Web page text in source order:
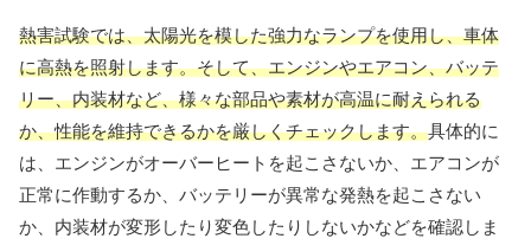
熱害試験では、太陽光を模した強力なランプを使用し、車体
に高熱を照射します。そして、エンジンやエアコン、バッテ
リー、内装材など、様々な部品や素材が高温に耐えられる
か、性能を維持できるかを厳しくチェックします。具体的に
は、エンジンがオーバーヒートを起こさないか、エアコンが
正常に作動するか、バッテリーが異常な発熱を起こさない
か、内装材が変形したり変色したりしないかなどを確認しま